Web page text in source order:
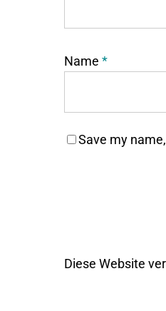
Name *
Save my
Diese Website